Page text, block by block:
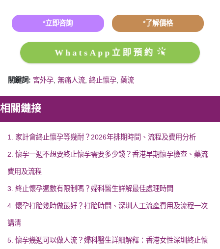
*立即咨詢 *了解價格
WhatsApp立即預約
關鍵詞: 宮外孕 無痛人流 終止懷孕 藥流
相關鏈接
1. 家計會終止懷孕等幾耐？2026年排期時間、流程及費用分析
2. 懷孕一週不想要終止懷孕需要多少錢？香港早期懷孕檢查、藥流
費用及流程
3. 終止懷孕週數有限制嗎？婦科醫生詳解最佳處理時間
4. 懷孕打胎幾時做最好？打胎時間、深圳人工流產費用及流程一次
講清
5. 懷孕幾週可以做人流？婦科醫生詳細解釋：香港女性深圳終止懷